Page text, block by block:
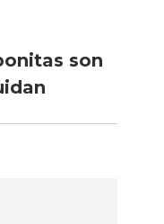
son